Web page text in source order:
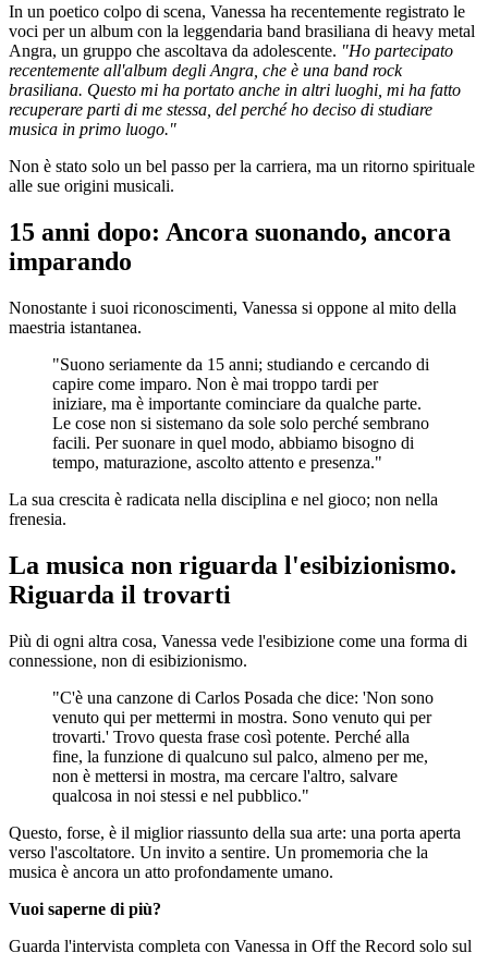
In un poetico colpo di scena, Vanessa ha recentemente registrato le
voci per un album con la leggendaria band brasiliana di heavy metal
Angra, un gruppo che ascoltava da adolescente. "Ho partecipato
recentemente all'album degli Angra, che è una band rock
brasiliana. Questo mi ha portato anche in altri luoghi, mi ha fatto
recuperare parti di me stessa, del perché ho deciso di studiare
musica in primo luogo."
Non è stato solo un bel passo per la carriera, ma un ritorno spirituale
alle sue origini musicali.
15 anni dopo: Ancora suonando, ancora
imparando
Nonostante i suoi riconoscimenti, Vanessa si oppone al mito della
maestria istantanea.
"Suono seriamente da 15 anni; studiando e cercando di
capire come imparo. Non è mai troppo tardi per
iniziare, ma è importante cominciare da qualche parte.
Le cose non si sistemano da sole solo perché sembrano
facili. Per suonare in quel modo, abbiamo bisogno di
tempo, maturazione, ascolto attento e presenza."
La sua crescita è radicata nella disciplina e nel gioco; non nella
frenesia.
La musica non riguarda l'esibizionismo.
Riguarda il trovarti
Più di ogni altra cosa, Vanessa vede l'esibizione come una forma di
connessione, non di esibizionismo.
"C'è una canzone di Carlos Posada che dice: 'Non sono
venuto qui per mettermi in mostra. Sono venuto qui per
trovarti.' Trovo questa frase così potente. Perché alla
fine, la funzione di qualcuno sul palco, almeno per me,
non è mettersi in mostra, ma cercare l'altro, salvare
qualcosa in noi stessi e nel pubblico."
Questo, forse, è il miglior riassunto della sua arte: una porta aperta
verso l'ascoltatore. Un invito a sentire. Un promemoria che la
musica è ancora un atto profondamente umano.
Vuoi saperne di più?
Guarda l'intervista completa con Vanessa in Off the Record solo sul